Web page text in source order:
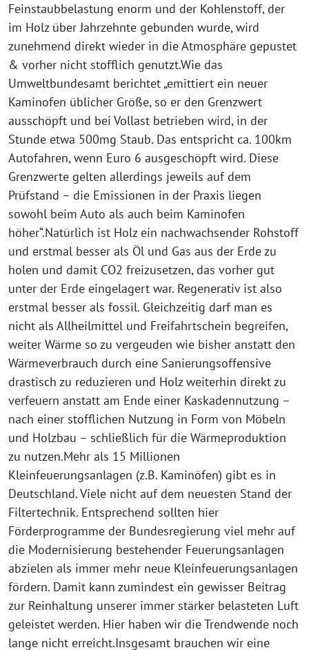
Feinstaubbelastung enorm und der Kohlenstoff, der
im Holz über Jahrzehnte gebunden wurde, wird
zunehmend direkt wieder in die Atmosphäre gepustet
& vorher nicht stofflich genutzt.Wie das
Umweltbundesamt berichtet „emittiert ein neuer
Kaminofen üblicher Größe, so er den Grenzwert
ausschöpft und bei Vollast betrieben wird, in der
Stunde etwa 500mg Staub. Das entspricht ca. 100km
Autofahren, wenn Euro 6 ausgeschöpft wird. Diese
Grenzwerte gelten allerdings jeweils auf dem
Prüfstand – die Emissionen in der Praxis liegen
sowohl beim Auto als auch beim Kaminofen
höher“.Natürlich ist Holz ein nachwachsender Rohstoff
und erstmal besser als Öl und Gas aus der Erde zu
holen und damit CO2 freizusetzen, das vorher gut
unter der Erde eingelagert war. Regenerativ ist also
erstmal besser als fossil. Gleichzeitig darf man es
nicht als Allheilmittel und Freifahrtschein begreifen,
weiter Wärme so zu vergeuden wie bisher anstatt den
Wärmeverbrauch durch eine Sanierungsoffensive
drastisch zu reduzieren und Holz weiterhin direkt zu
verfeuern anstatt am Ende einer Kaskadennutzung –
nach einer stofflichen Nutzung in Form von Möbeln
und Holzbau – schließlich für die Wärmeproduktion
zu nutzen.Mehr als 15 Millionen
Kleinfeuerungsanlagen (z.B. Kaminöfen) gibt es in
Deutschland. Viele nicht auf dem neuesten Stand der
Filtertechnik. Entsprechend sollten hier
Förderprogramme der Bundesregierung viel mehr auf
die Modernisierung bestehender Feuerungsanlagen
abzielen als immer mehr neue Kleinfeuerungsanlagen
fördern. Damit kann zumindest ein gewisser Beitrag
zur Reinhaltung unserer immer stärker belasteten Luft
geleistet werden. Hier haben wir die Trendwende noch
lange nicht erreicht.Insgesamt brauchen wir eine